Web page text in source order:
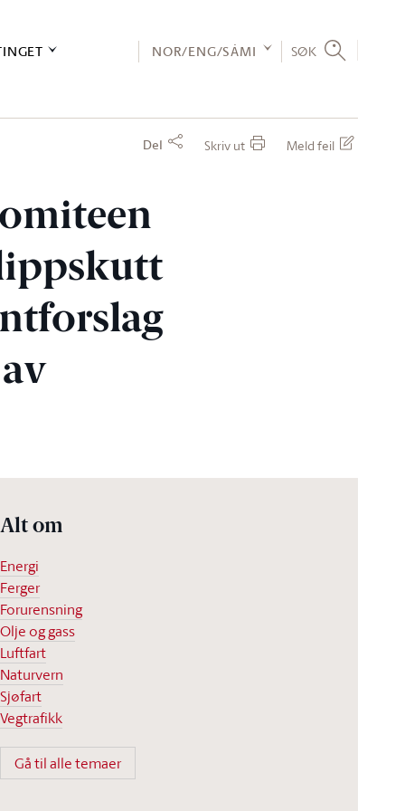
NOR/ENG/SÁMI SØK
Del Skriv ut Meld feil
Alt om
Energi
Ferger
Forurensning
Olje og gass
Luftfart
Naturvern
Sjøfart
Vegtrafikk
Gå til alle temaer